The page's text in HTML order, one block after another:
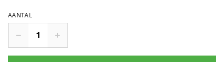
AANTAL